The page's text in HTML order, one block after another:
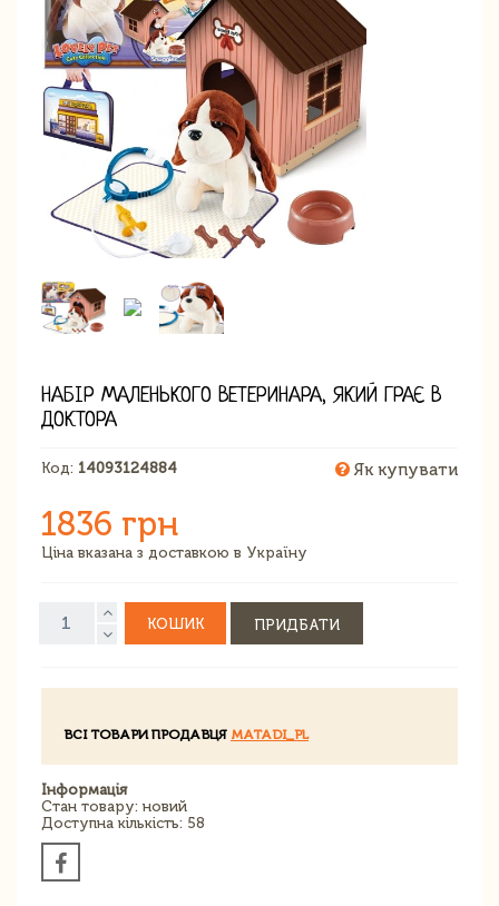
НАБІР МАЛЕНЬКОГО ВЕТЕРИНАРА, ЯКИЙ ГРАЄ В
ДОКТОРА
Код: 14093124884 Як купувати
1836 грн
Ціна вказана з доставкою в Україну
КОШИК ПРИДБАТИ
ВСІ ТОВАРИ ПРОДАВЦЯ MATADI_PL
Інформація
Стан товару: новий
Доступна кількість: 58